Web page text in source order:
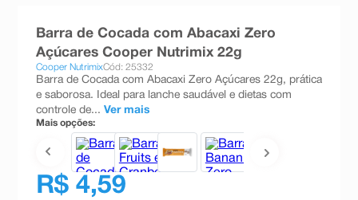
Barra de Cocada com Abacaxi Zero
Açúcares Cooper Nutrimix 22g
Cooper NutrimixCód: 25332
Barra de Cocada com Abacaxi Zero Açúcares 22g, prática
e saborosa. Ideal para lanche saudável e dietas com
controle de... Ver mais
Mais opções:
R$ 4,59
teste gravidez
10ºesmalte